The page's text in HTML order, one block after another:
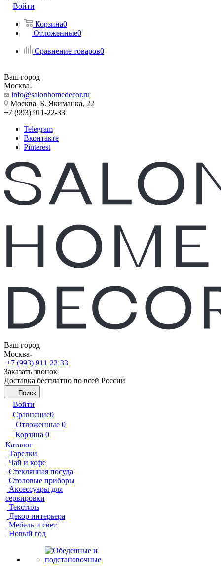
Войти
Корзина0
Отложенные0
Сравнение товаров0
Ваш город
Москва
info@salonhomedecor.ru
Москва, Б. Якиманка, 22
+7 (993) 911-22-33
Telegram
Вконтакте
Pinterest
Ваш город
Москва
+7 (993) 911-22-33
Заказать звонок
Доставка бесплатно по всей России
Поиск
Войти
Сравнение0
Отложенные 0
Корзина 0
Каталог
Тарелки
Чай и кофе
Стеклянная посуда
Столовые приборы
Аксессуары для
сервировки
Текстиль
Декор интерьера
Мебель и свет
Новый год